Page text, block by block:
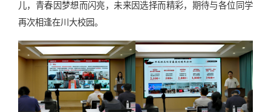
儿，青春因梦想而闪亮，未来因选择而精彩，期待与各位同学
再次相逢在川大校园。